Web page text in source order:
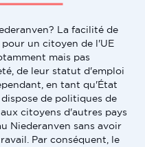
La facilité de
un citoyen de l'UE
mais pas
de leur statut d'emploi
en tant qu'État
de politiques de
citoyens d'autres pays
Niederanven sans avoir
Par conséquent, le